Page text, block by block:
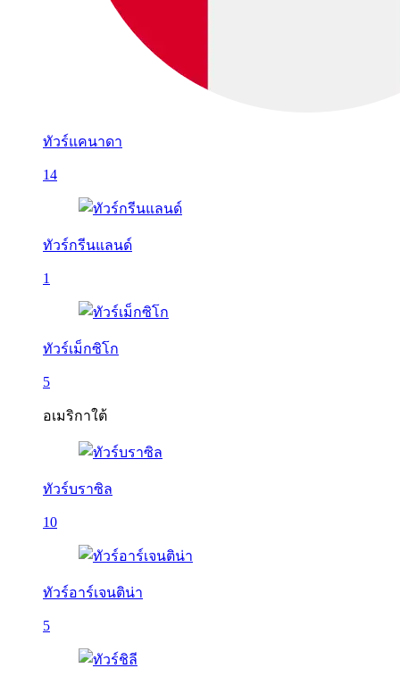
ทัวร์แคนาดา
14
ทัวร์กรีนแลนด์
1
ทัวร์เม็กซิโก
5
อเมริกาใต้
ทัวร์บราซิล
10
ทัวร์อาร์เจนติน่า
5